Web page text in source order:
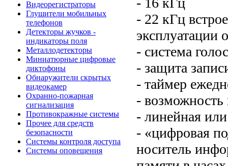
Видеорегистраторы
Глушители мобильных
телефонов
Детекторы жучков -
индикаторы поля
Металлодетекторы
Миниатюрные цифровые
диктофоны
Обнаружители скрытых
видеокамер
Охранно-пожарная
сигнализация
Противокражные системы
Прочее для средств
безопасности
Системы контроля доступа
Системы оповещения
- 22 кГц
эксплуатации
- система
- защита
- таймер
- возможность
- линейная
- «цифровая
носитель